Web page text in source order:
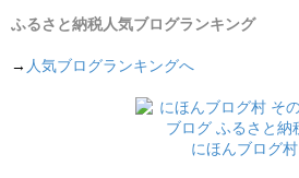
ふるさと納税人気ブログランキング
→ 人気ブログランキングへ
にほんブログ村